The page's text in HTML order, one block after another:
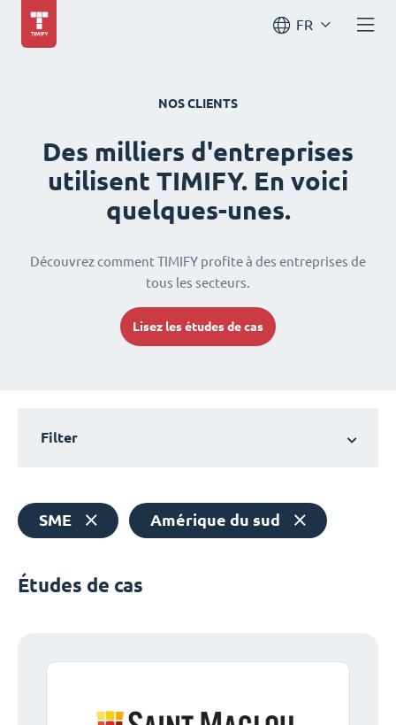
FR
NOS CLIENTS
Des milliers d'entreprises
utilisent TIMIFY. En voici
quelques-unes.
Découvrez comment TIMIFY profite à des entreprises de
tous les secteurs.
Lisez les études de cas
Filter
SME Amérique du sud
Études de cas